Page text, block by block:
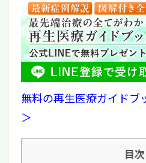
無料の再生医療ガイドブ
＞
目次